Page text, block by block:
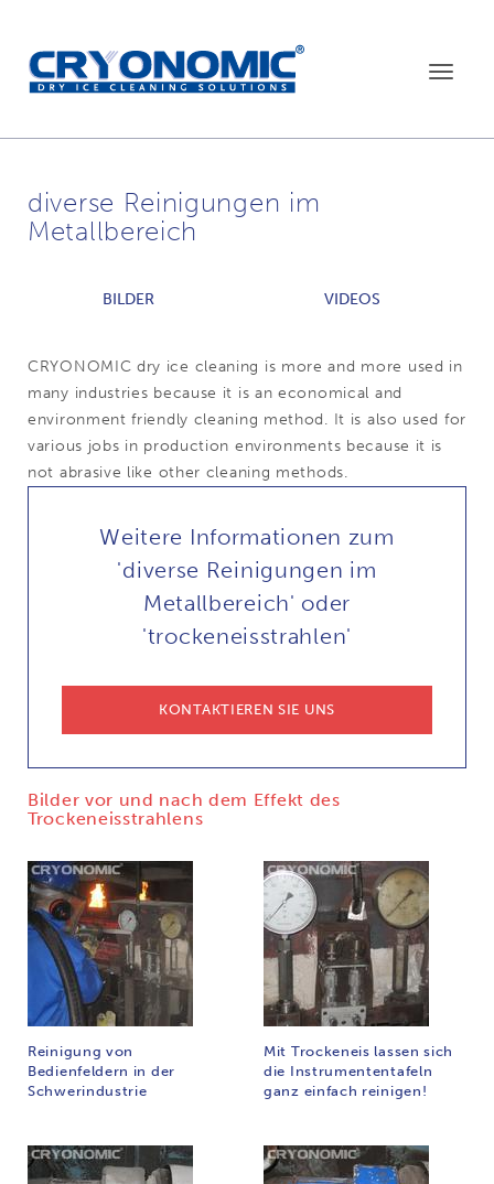
Toggle
diverse Reinigungen im
Metallbereich
BILDER VIDEOS
CRYONOMIC dry ice cleaning is more and more used in
many industries because it is an economical and
environment friendly cleaning method. It is also used for
various jobs in production environments because it is
not abrasive like other cleaning methods.
Weitere Informationen zum
'diverse Reinigungen im
Metallbereich' oder
'trockeneisstrahlen'
KONTAKTIEREN SIE UNS
Bilder vor und nach dem Effekt des
Trockeneisstrahlens
Reinigung von
Bedienfeldern in der
Schwerindustrie
Mit Trockeneis lassen sich
die Instrumententafeln
ganz einfach reinigen!